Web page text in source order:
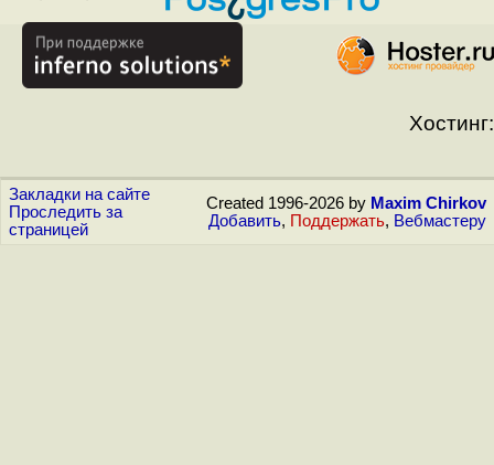
Хостинг:
Закладки на сайте
Проследить за
страницей
Created 1996-2026 by Maxim Chirkov
Добавить, Поддержать, Вебмастеру